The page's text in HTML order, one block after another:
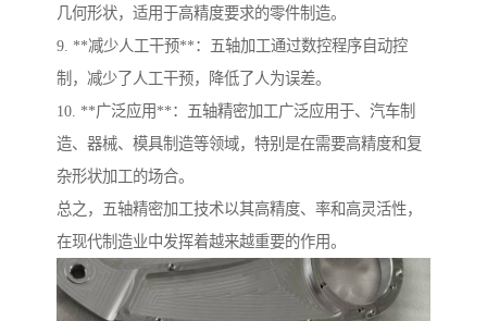
几何形状，适用于高精度要求的零件制造。
9. **减少人工干预**：五轴加工通过数控程序自动控
制，减少了人工干预，降低了人为误差。
10. **广泛应用**：五轴精密加工广泛应用于、汽车制
造、器械、模具制造等领域，特别是在需要高精度和复
杂形状加工的场合。
总之，五轴精密加工技术以其高精度、率和高灵活性，
在现代制造业中发挥着越来越重要的作用。